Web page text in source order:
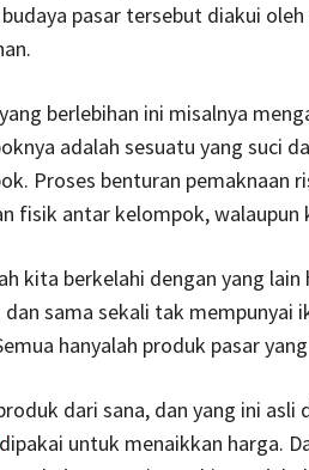
pasar tersebut diakui
berlebihan ini misalnya
adalah sesuatu yang suci
Proses benturan pemaknaan
fisik antar kelompok,
kita berkelahi dengan yang
sama sekali tak mempunyai
hanyalah produk pasar
dari sana, dan yang ini
untuk menaikkan harga.